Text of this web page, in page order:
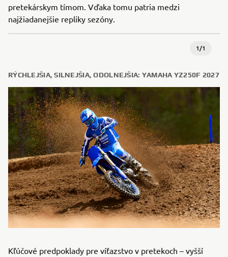
pretekárskym tímom. Vďaka tomu patria medzi
najžiadanejšie repliky sezóny.
1/1
RÝCHLEJŠIA, SILNEJŠIA, ODOLNEJŠIA: YAMAHA YZ250F 2027
Kľúčové predpoklady pre víťazstvo v pretekoch – vyšší